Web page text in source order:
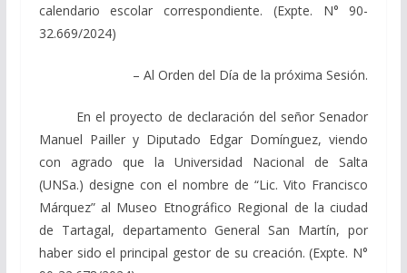
calendario escolar correspondiente. (Expte. N° 90-
32.669/2024)
– Al Orden del Día de la próxima Sesión.
En el proyecto de declaración del señor Senador
Manuel Pailler y Diputado Edgar Domínguez, viendo
con agrado que la Universidad Nacional de Salta
(UNSa.) designe con el nombre de “Lic. Vito Francisco
Márquez” al Museo Etnográfico Regional de la ciudad
de Tartagal, departamento General San Martín, por
haber sido el principal gestor de su creación. (Expte. N°